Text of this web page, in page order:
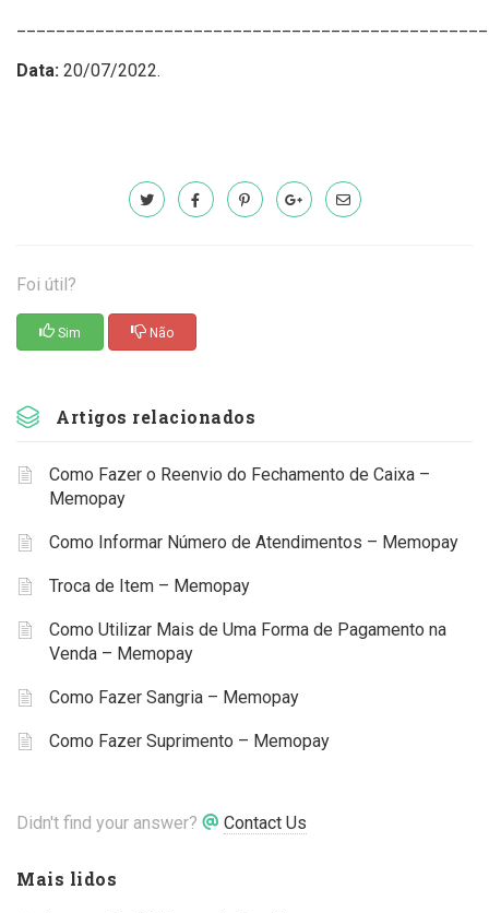
Data: 20/07/2022.
Foi útil?
Sim Não
Artigos relacionados
Como Fazer o Reenvio do Fechamento de Caixa –
Memopay
Como Informar Número de Atendimentos – Memopay
Troca de Item – Memopay
Como Utilizar Mais de Uma Forma de Pagamento na
Venda – Memopay
Como Fazer Sangria – Memopay
Como Fazer Suprimento – Memopay
Didn't find your answer? Contact Us
Mais lidos